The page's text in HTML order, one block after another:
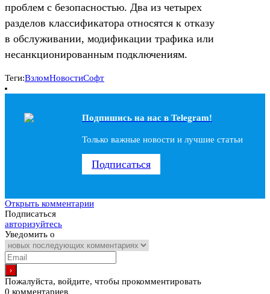
проблем с безопасностью. Два из четырех
разделов классификатора относятся к отказу
в обслуживании, модификации трафика или
несанкционированным подключениям.
Теги:ВзломНовостиСофт
Подпишись на наc в Telegram!
Только важные новости и лучшие статьи
Подписаться
Открыть комментарии
Подписаться
авторизуйтесь
Уведомить о
Пожалуйста, войдите, чтобы прокомментировать
0 комментариев